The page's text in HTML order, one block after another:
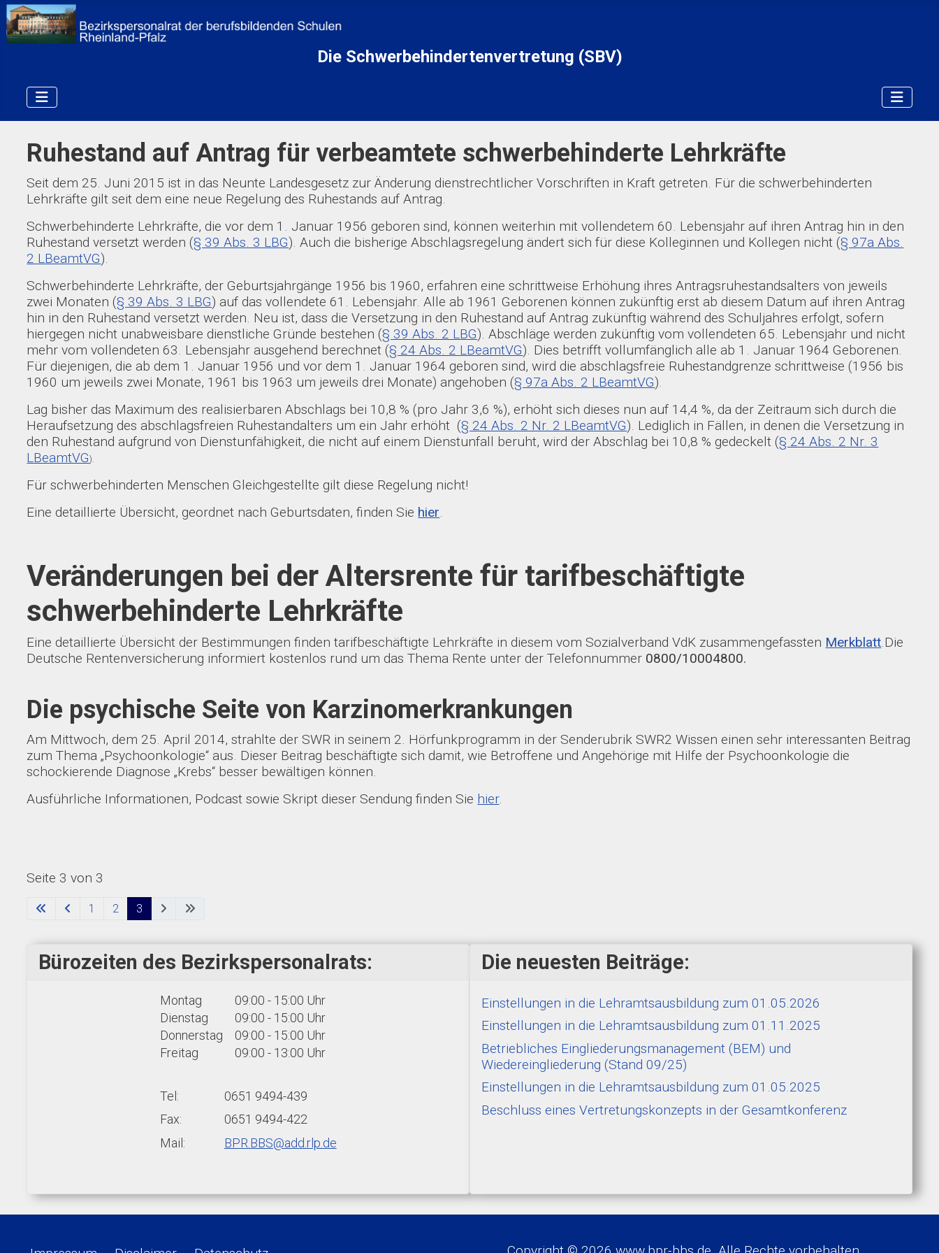
Die Schwerbehindertenvertretung (SBV)
Ruhestand auf Antrag für verbeamtete schwerbehinderte Lehrkräfte
Seit dem 25. Juni 2015 ist in das Neunte Landesgesetz zur Änderung dienstrechtlicher Vorschriften in Kraft getreten. Für die schwerbehinderten
Lehrkräfte gilt seit dem eine neue Regelung des Ruhestands auf Antrag.
Schwerbehinderte Lehrkräfte, die vor dem 1. Januar 1956 geboren sind, können weiterhin mit vollendetem 60. Lebensjahr auf ihren Antrag hin in den
Ruhestand versetzt werden (§ 39 Abs. 3 LBG). Auch die bisherige Abschlagsregelung ändert sich für diese Kolleginnen und Kollegen nicht (§ 97a Abs.
2 LBeamtVG).
Schwerbehinderte Lehrkräfte, der Geburtsjahrgänge 1956 bis 1960, erfahren eine schrittweise Erhöhung ihres Antragsruhestandsalters von jeweils
zwei Monaten (§ 39 Abs. 3 LBG) auf das vollendete 61. Lebensjahr. Alle ab 1961 Geborenen können zukünftig erst ab diesem Datum auf ihren Antrag
hin in den Ruhestand versetzt werden. Neu ist, dass die Versetzung in den Ruhestand auf Antrag zukünftig während des Schuljahres erfolgt, sofern
hiergegen nicht unabweisbare dienstliche Gründe bestehen (§ 39 Abs. 2 LBG). Abschläge werden zukünftig vom vollendeten 65. Lebensjahr und nicht
mehr vom vollendeten 63. Lebensjahr ausgehend berechnet (§ 24 Abs. 2 LBeamtVG). Dies betrifft vollumfänglich alle ab 1. Januar 1964 Geborenen.
Für diejenigen, die ab dem 1. Januar 1956 und vor dem 1. Januar 1964 geboren sind, wird die abschlagsfreie Ruhestandgrenze schrittweise (1956 bis
1960 um jeweils zwei Monate, 1961 bis 1963 um jeweils drei Monate) angehoben (§ 97a Abs. 2 LBeamtVG).
Lag bisher das Maximum des realisierbaren Abschlags bei 10,8 % (pro Jahr 3,6 %), erhöht sich dieses nun auf 14,4 %, da der Zeitraum sich durch die
Heraufsetzung des abschlagsfreien Ruhestandalters um ein Jahr erhöht (§ 24 Abs. 2 Nr. 2 LBeamtVG). Lediglich in Fällen, in denen die Versetzung in
den Ruhestand aufgrund von Dienstunfähigkeit, die nicht auf einem Dienstunfall beruht, wird der Abschlag bei 10,8 % gedeckelt (§ 24 Abs. 2 Nr. 3
LBeamtVG).
Für schwerbehinderten Menschen Gleichgestellte gilt diese Regelung nicht!
Eine detaillierte Übersicht, geordnet nach Geburtsdaten, finden Sie hier.
Veränderungen bei der Altersrente für tarifbeschäftigte
schwerbehinderte Lehrkräfte
Eine detaillierte Übersicht der Bestimmungen finden tarifbeschäftigte Lehrkräfte in diesem vom Sozialverband VdK zusammengefassten Merkblatt.Die
Deutsche Rentenversicherung informiert kostenlos rund um das Thema Rente unter der Telefonnummer 0800/10004800.
Die psychische Seite von Karzinomerkrankungen
Am Mittwoch, dem 25. April 2014, strahlte der SWR in seinem 2. Hörfunkprogramm in der Senderubrik SWR2 Wissen einen sehr interessanten Beitrag
zum Thema „Psychoonkologie“ aus. Dieser Beitrag beschäftigte sich damit, wie Betroffene und Angehörige mit Hilfe der Psychoonkologie die
schockierende Diagnose „Krebs“ besser bewältigen können.
Ausführliche Informationen, Podcast sowie Skript dieser Sendung finden Sie hier.
Seite 3 von 3
1 2 3
Bürozeiten des Bezirkspersonalrats:
Montag
09:00 - 15:00 Uhr
Dienstag
09:00 - 15:00 Uhr
Donnerstag
09:00 - 15:00 Uhr
Freitag
09:00 - 13:00 Uhr
Tel:
0651 9494-439
Fax:
0651 9494-422
Mail:
BPR.BBS@add.rlp.de
Die neuesten Beiträge:
Einstellungen in die Lehramtsausbildung zum 01.05.2026
Einstellungen in die Lehramtsausbildung zum 01.11.2025
Betriebliches Eingliederungsmanagement (BEM) und
Wiedereingliederung (Stand 09/25)
Einstellungen in die Lehramtsausbildung zum 01.05.2025
Beschluss eines Vertretungskonzepts in der Gesamtkonferenz